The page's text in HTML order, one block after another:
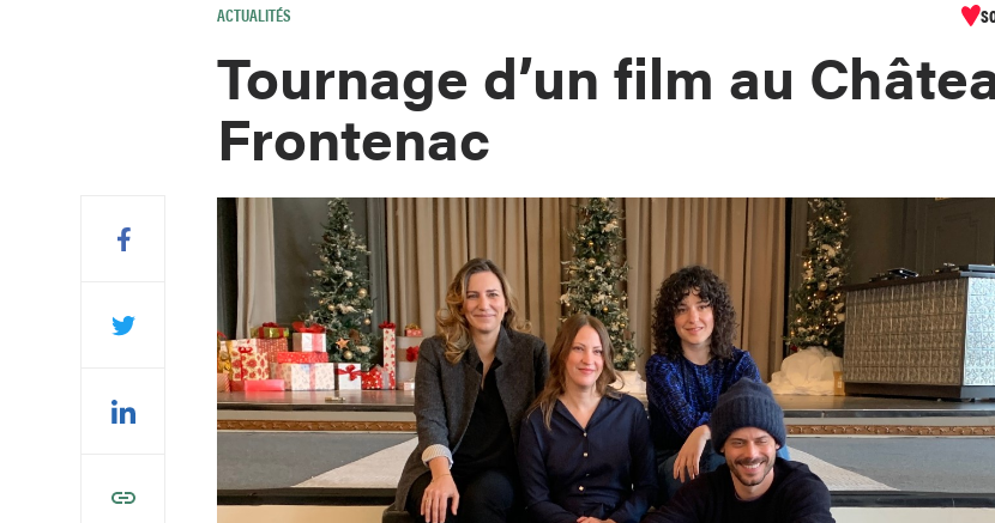
ACTUALITÉS
Tournage d’un film au
Frontenac